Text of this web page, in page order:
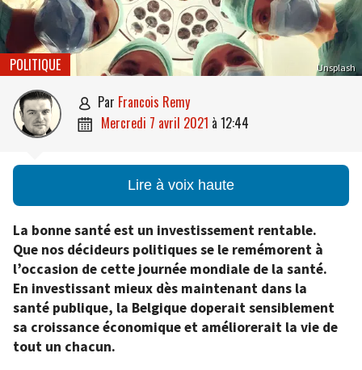
Unsplash
POLITIQUE
 par Francois Remy
 mercredi 7 avril 2021 à 12:44
Lire à voix haute
La bonne santé est un investissement rentable.
Que nos décideurs politiques se le remémorent à
l’occasion de cette journée mondiale de la santé.
En investissant mieux dès maintenant dans la
santé publique, la Belgique doperait sensiblement
sa croissance économique et améliorerait la vie de
tout un chacun.